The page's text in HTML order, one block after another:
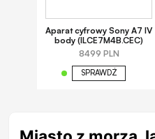
Aparat cyfrowy Sony A7 IV
body (ILCE7M4B.CEC)
8499 PLN
SPRAWDŹ